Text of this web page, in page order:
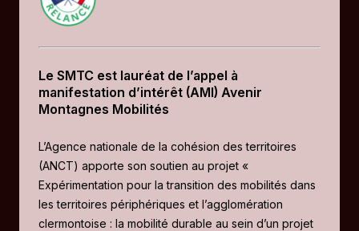
Le SMTC est lauréat de l’appel à
manifestation d’intérêt (AMI) Avenir
Montagnes Mobilités
L’Agence nationale de la cohésion des territoires
(ANCT) apporte son soutien au projet «
Expérimentation pour la transition des mobilités dans
les territoires périphériques et l’agglomération
clermontoise : la mobilité durable au sein d’un projet